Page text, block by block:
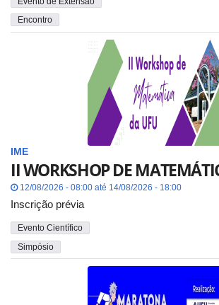
Encontro
IME
II WORKSHOP DE
12/08/2026 - 08:00 até 14/08/2026 - 18:00
Inscrição prévia
Evento Científico
Simpósio